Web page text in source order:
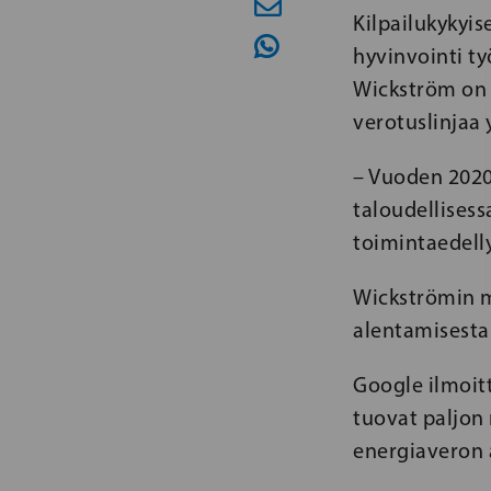
hyvinvointi
Wickström
verotuslinjaa
– Vuoden
Wickströmin
Google
tuovat paljon
energiaveron